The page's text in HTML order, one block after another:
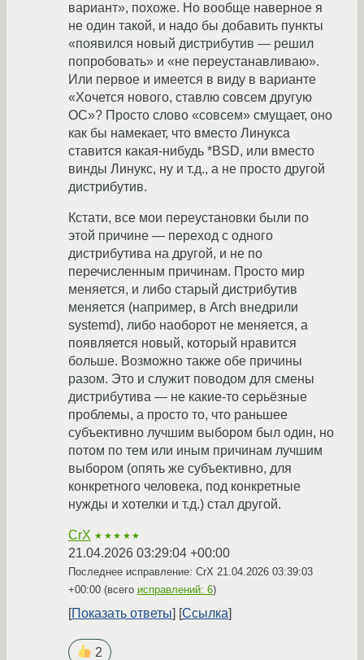
вариант», похоже. Но вообще наверное я
не один такой, и надо бы добавить пункты
«появился новый дистрибутив — решил
попробовать» и «не переустанавливаю».
Или первое и имеется в виду в варианте
«Хочется нового, ставлю совсем другую
ОС»? Просто слово «совсем» смущает, оно
как бы намекает, что вместо Линукса
ставится какая-нибудь *BSD, или вместо
винды Линукс, ну и т.д., а не просто другой
дистрибутив.
Кстати, все мои переустановки были по
этой причине — переход с одного
дистрибутива на другой, и не по
перечисленным причинам. Просто мир
меняется, и либо старый дистрибутив
меняется (например, в Arch внедрили
systemd), либо наоборот не меняется, а
появляется новый, который нравится
больше. Возможно также обе причины
разом. Это и служит поводом для смены
дистрибутива — не какие-то серьёзные
проблемы, а просто то, что раньшее
субъективно лучшим выбором был один, но
потом по тем или иным причинам лучшим
выбором (опять же субъективно, для
конкретного человека, под конкретные
нужды и хотелки и т.д.) стал другой.
CrX ★★★★★
21.04.2026 03:29:04 +00:00
Последнее исправление: CrX 21.04.2026 03:39:03
+00:00 (всего исправлений: 6)
Показать ответы Ссылка
2